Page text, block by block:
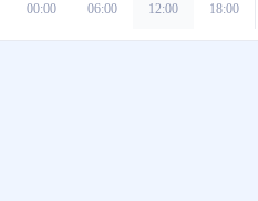
00:00 06:00 12:00 18:00